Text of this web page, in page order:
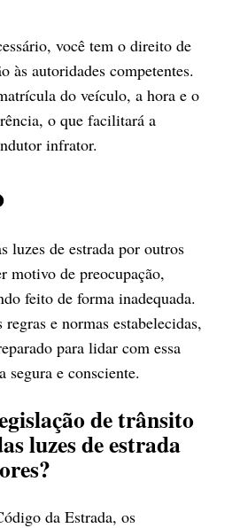
você tem o direito de
às autoridades competentes.
do veículo, a hora e o
o que facilitará a
infrator.
luzes de estrada por outros
motivo de preocupação,
feito de forma inadequada.
e normas estabelecidas,
para lidar com essa
segura e consciente.
de trânsito
luzes de estrada
da Estrada, os